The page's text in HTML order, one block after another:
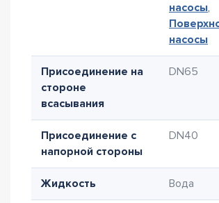
насосы,
насосы
Присоединение на
стороне
всасывания
DN65
Присоединение с
напорной стороны
DN40
Жидкость Вода